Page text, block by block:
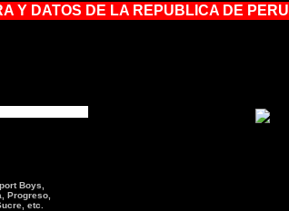
Y DATOS DE LA REPUBLICA DE PERU
Boys,
Progreso,
etc.